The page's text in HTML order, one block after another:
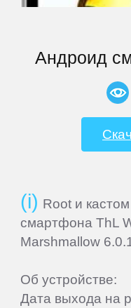
Андроид
Root и
смартфона ThL
Marshmallow
Об устройстве:
Дата выхода на
Assistant
ASUS
mobile
Beholder
Bliss